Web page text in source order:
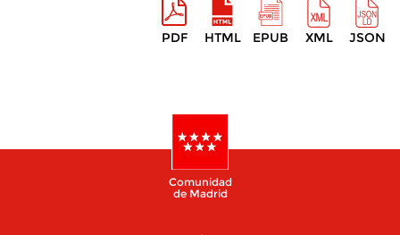
PDF HTML EPUB XML JSON
Comunidad
de Madrid